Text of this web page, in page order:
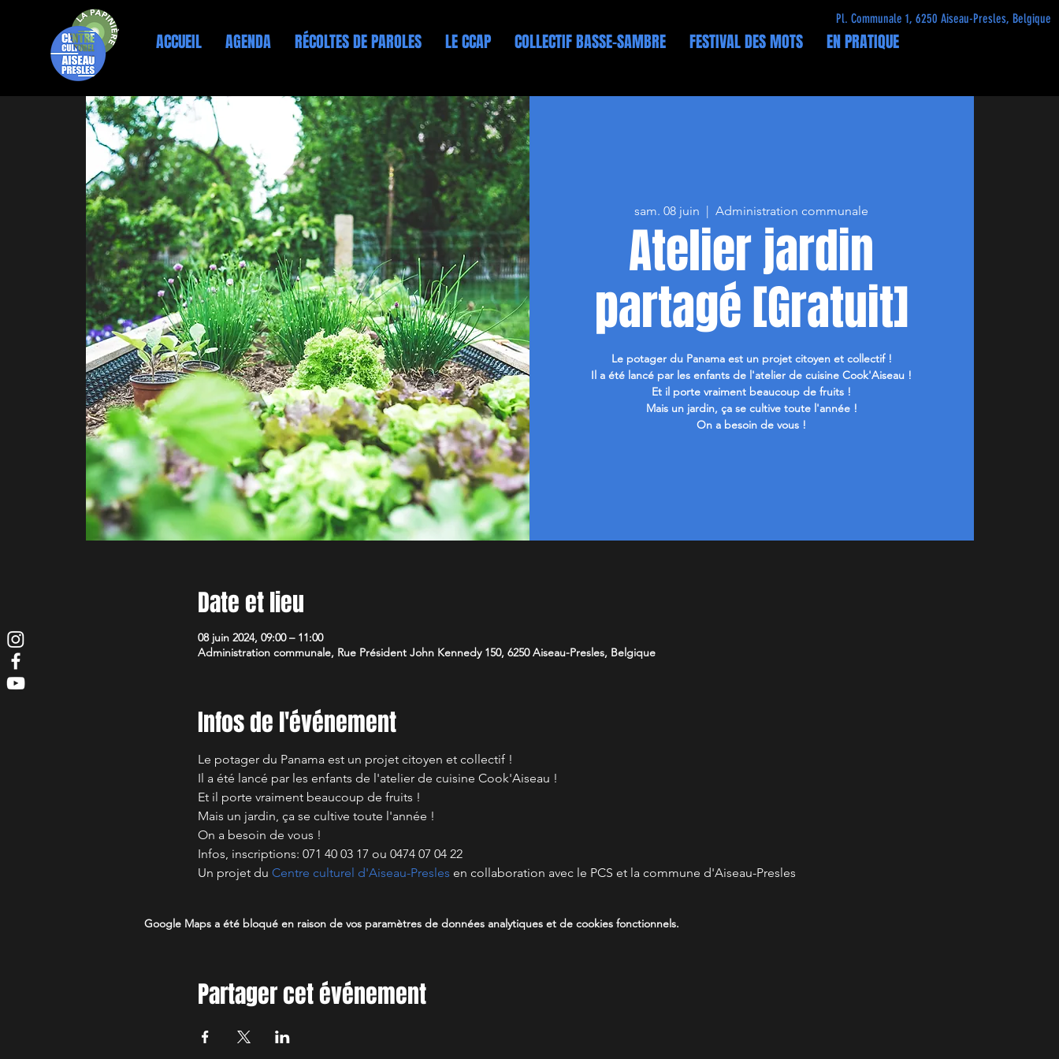
ACCUEIL AGENDA RÉCOLTES DE PAROLES LE CCAP COLLECTIF BASSE-SAMBRE FESTIVAL DES MOTS EN PRATIQUE
Pl. Communale 1, 6250 Aiseau-Presles, Belgique
sam. 08 juin
  |
Administration communale
Atelier jardin
partagé [Gratuit]
Le potager du Panama est un projet citoyen et collectif !
Il a été lancé par les enfants de l'atelier de cuisine Cook'Aiseau !
Et il porte vraiment beaucoup de fruits !
Mais un jardin, ça se cultive toute l'année !
On a besoin de vous !
Date et lieu
08 juin 2024, 09:00 – 11:00
Administration communale, Rue Président John Kennedy 150, 6250 Aiseau-Presles, Belgique
Infos de l'événement
Le potager du Panama est un projet citoyen et collectif !
Il a été lancé par les enfants de l'atelier de cuisine Cook'Aiseau !
Et il porte vraiment beaucoup de fruits !
Mais un jardin, ça se cultive toute l'année !
On a besoin de vous !
Infos, inscriptions: 071 40 03 17 ou 0474 07 04 22
Un projet du Centre culturel d'Aiseau-Presles en collaboration avec le PCS et la commune d'Aiseau-Presles
Google Maps a été bloqué en raison de vos paramètres de données analytiques et de cookies fonctionnels.
Partager cet événement